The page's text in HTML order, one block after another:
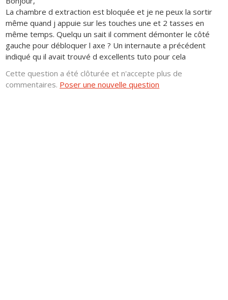
La chambre d extraction est bloquée et je ne peux la sortir
même quand j appuie sur les touches une et 2 tasses en
même temps. Quelqu un sait il comment démonter le côté
gauche pour débloquer l axe ? Un internaute a précédent
indiqué qu il avait trouvé d excellents tuto pour cela
Cette question a été clôturée et n'accepte plus de
commentaires. Poser une nouvelle question